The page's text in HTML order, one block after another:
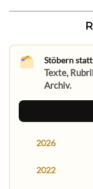
Stöbern
Texte,
Archiv.
2026
2022